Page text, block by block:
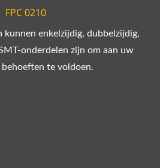
FPC 0210
kunnen enkelzijdig, dubbelzijdig,
onderdelen zijn om aan uw
behoeften te voldoen.